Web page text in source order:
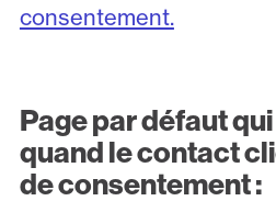
consentement.
Page par défaut
quand le contact
de consentement :